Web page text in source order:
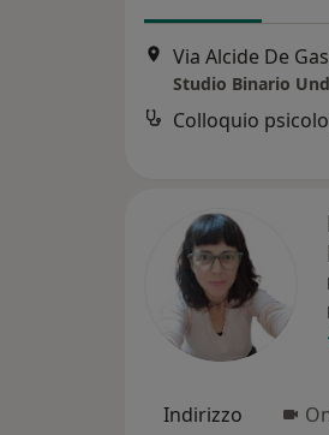
Via Alcide De
Studio Binario
Colloquio
Indirizzo